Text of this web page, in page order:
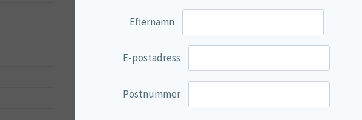
Efternamn
E-postadress
Postnummer